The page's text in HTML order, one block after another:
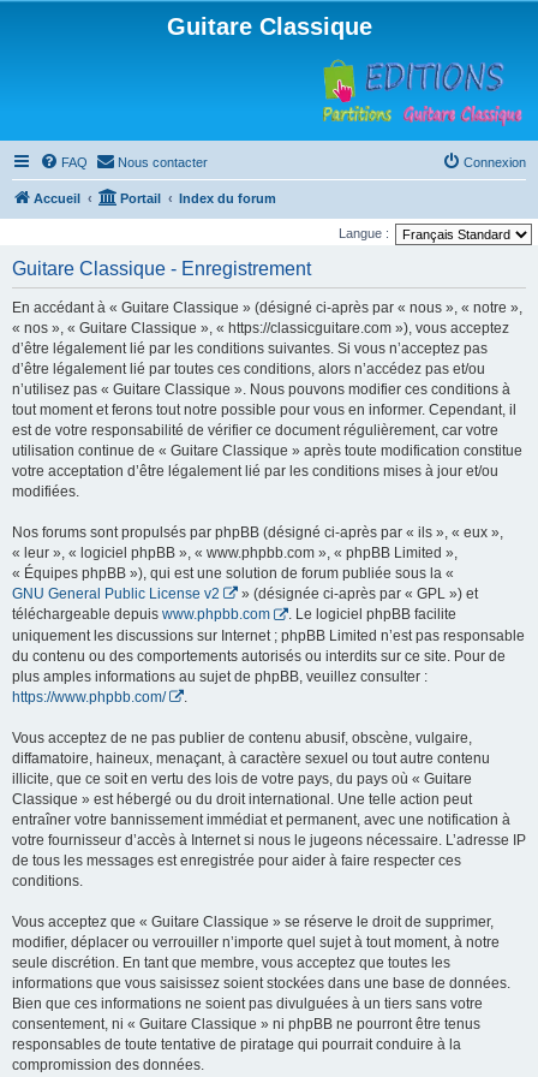
Guitare Classique
FAQ Nous contacter Connexion
Accueil Portail Index du forum
Langue :
Guitare Classique - Enregistrement
En accédant à « Guitare Classique » (désigné ci-après par « nous », « notre »,
« nos », « Guitare Classique », « https://classicguitare.com »), vous acceptez
d’être légalement lié par les conditions suivantes. Si vous n’acceptez pas
d’être légalement lié par toutes ces conditions, alors n’accédez pas et/ou
n’utilisez pas « Guitare Classique ». Nous pouvons modifier ces conditions à
tout moment et ferons tout notre possible pour vous en informer. Cependant, il
est de votre responsabilité de vérifier ce document régulièrement, car votre
utilisation continue de « Guitare Classique » après toute modification constitue
votre acceptation d’être légalement lié par les conditions mises à jour et/ou
modifiées.
Nos forums sont propulsés par phpBB (désigné ci-après par « ils », « eux »,
« leur », « logiciel phpBB », « www.phpbb.com », « phpBB Limited »,
« Équipes phpBB »), qui est une solution de forum publiée sous la «
GNU General Public License v2
» (désignée ci-après par « GPL ») et
téléchargeable depuis www.phpbb.com
. Le logiciel phpBB facilite
uniquement les discussions sur Internet ; phpBB Limited n’est pas responsable
du contenu ou des comportements autorisés ou interdits sur ce site. Pour de
plus amples informations au sujet de phpBB, veuillez consulter :
https://www.phpbb.com/
Vous acceptez de ne pas publier de contenu abusif, obscène, vulgaire,
diffamatoire, haineux, menaçant, à caractère sexuel ou tout autre contenu
illicite, que ce soit en vertu des lois de votre pays, du pays où « Guitare
Classique » est hébergé ou du droit international. Une telle action peut
entraîner votre bannissement immédiat et permanent, avec une notification à
votre fournisseur d’accès à Internet si nous le jugeons nécessaire. L’adresse IP
de tous les messages est enregistrée pour aider à faire respecter ces
conditions.
Vous acceptez que « Guitare Classique » se réserve le droit de supprimer,
modifier, déplacer ou verrouiller n’importe quel sujet à tout moment, à notre
seule discrétion. En tant que membre, vous acceptez que toutes les
informations que vous saisissez soient stockées dans une base de données.
Bien que ces informations ne soient pas divulguées à un tiers sans votre
consentement, ni « Guitare Classique » ni phpBB ne pourront être tenus
responsables de toute tentative de piratage qui pourrait conduire à la
compromission des données.